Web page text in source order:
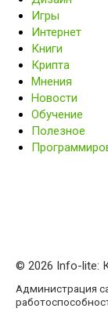
Игры
Интернет
Книги
Крипта
Мнения
Новости
Обучение
Полезное
© 2026 Info-lite:
Администрация